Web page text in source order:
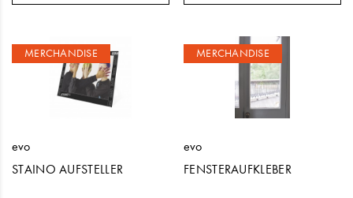
MERCHANDISE
evo
STAINO AUFSTELLER
MERCHANDISE
evo
FENSTERAUFKLEBER